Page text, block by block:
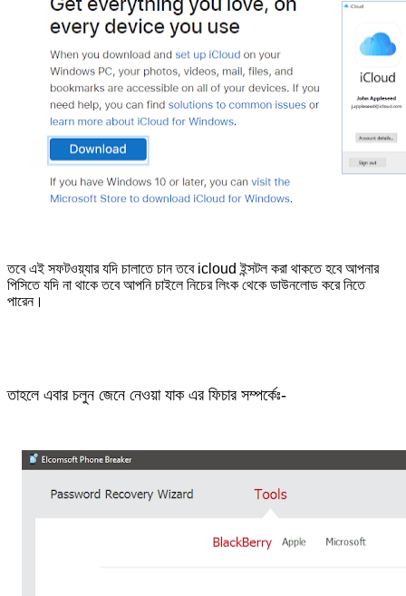
তবে এই সফটওয়্যার যদি চালাতে চান তবে icloud ইন্সটল করা থাকতে হবে আপনার
পিসিতে যদি না থাকে তবে আপনি চাইলে নিচের লিংক থেকে ডাউনলোড করে নিতে
পারেন।
তাহলে এবার চলুন জেনে নেওয়া যাক এর ফিচার সম্পর্কেঃ-